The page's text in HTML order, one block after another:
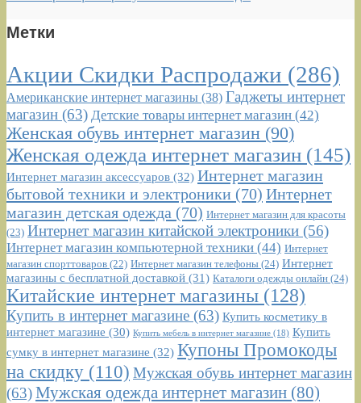
Метки
Акции Скидки Распродажи (286)
Американские интернет магазины (38) Гаджеты интернет
магазин (63) Детские товары интернет магазин (42)
Женская обувь интернет магазин (90)
Женская одежда интернет магазин (145)
Интернет магазин аксессуаров (32) Интернет магазин
бытовой техники и электроники (70) Интернет
магазин детская одежда (70) Интернет магазин для красоты
(23) Интернет магазин китайской электроники (56)
Интернет магазин компьютерной техники (44) Интернет
магазин спорттоваров (22) Интернет магазин телефоны (24) Интернет
магазины с бесплатной доставкой (31) Каталоги одежды онлайн (24)
Китайские интернет магазины (128)
Купить в интернет магазине (63) Купить косметику в
интернет магазине (30) Купить мебель в интернет магазине (18) Купить
сумку в интернет магазине (32) Купоны Промокоды
на скидку (110) Мужская обувь интернет магазин
(63)Мужская одежда интернет магазин (80)